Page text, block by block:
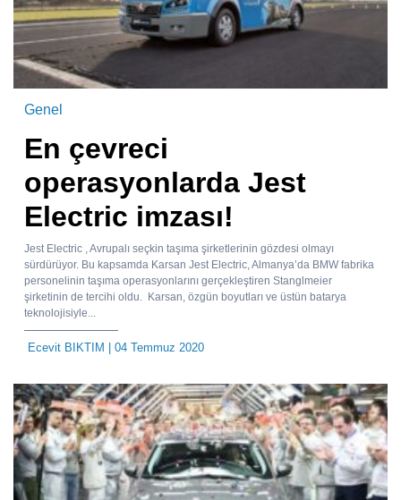
Genel
En çevreci
operasyonlarda Jest
Electric imzası!
Jest Electric , Avrupalı seçkin taşıma şirketlerinin gözdesi olmayı
sürdürüyor. Bu kapsamda Karsan Jest Electric, Almanya’da BMW fabrika
personelinin taşıma operasyonlarını gerçekleştiren Stanglmeier
şirketinin de tercihi oldu. Karsan, özgün boyutları ve üstün batarya
teknolojisiyle...
Ecevit BIKTIM | 04 Temmuz 2020